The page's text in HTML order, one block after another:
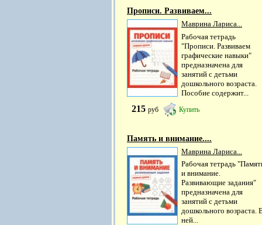
Прописи. Развиваем...
Маврина Лариса...
Рабочая тетрадь
"Прописи. Развиваем
графические навыки"
предназначена для
занятий с детьми
дошкольного возраста.
Пособие содержит...
215 руб Купить
Память и внимание....
Маврина Лариса...
Рабочая тетрадь
и внимание.
Развивающие задания"
предназначена для
занятий с детьми
дошкольного возраста.
ней...